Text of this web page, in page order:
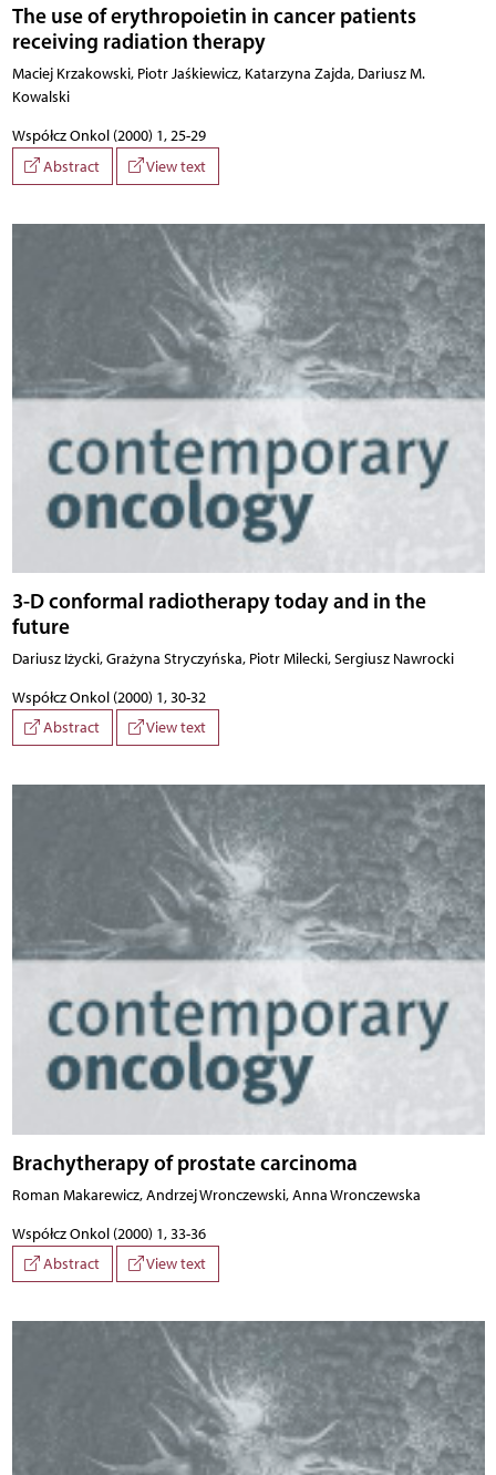
The use of erythropoietin in cancer patients
receiving radiation therapy
Maciej Krzakowski, Piotr Jaśkiewicz, Katarzyna Zajda, Dariusz M.
Kowalski
Współcz Onkol (2000) 1, 25-29
Abstract
View text
3-D conformal radiotherapy today and in the
future
Dariusz Iżycki, Grażyna Stryczyńska, Piotr Milecki, Sergiusz Nawrocki
Współcz Onkol (2000) 1, 30-32
Abstract
View text
Brachytherapy of prostate carcinoma
Roman Makarewicz, Andrzej Wronczewski, Anna Wronczewska
Współcz Onkol (2000) 1, 33-36
Abstract
View text